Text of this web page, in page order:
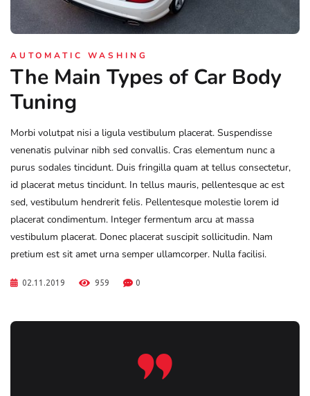
AUTOMATIC WASHING
The Main Types of Car Body
Tuning
Morbi volutpat nisi a ligula vestibulum placerat. Suspendisse
venenatis pulvinar nibh sed convallis. Cras elementum nunc a
purus sodales tincidunt. Duis fringilla quam at tellus consectetur,
id placerat metus tincidunt. In tellus mauris, pellentesque ac est
sed, vestibulum hendrerit felis. Pellentesque molestie lorem id
placerat condimentum. Integer fermentum arcu at massa
vestibulum placerat. Donec placerat suscipit sollicitudin. Nam
pretium est sit amet urna semper ullamcorper. Nulla facilisi.
02.11.2019 959 0